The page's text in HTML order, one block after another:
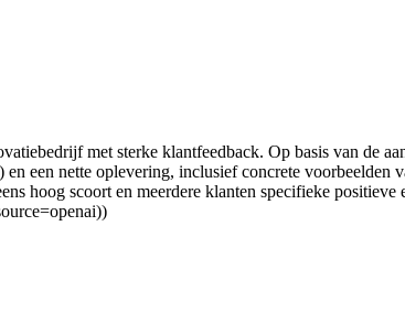
met sterke klantfeedback. Op basis van de
een nette oplevering, inclusief concrete
hoog scoort en meerdere klanten specifieke